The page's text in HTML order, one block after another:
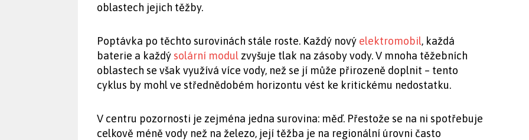
oblastech jejich těžby.
Poptávka po těchto surovinách stále roste. Každý nový elektromobil, každá
baterie a každý solární modul zvyšuje tlak na zásoby vody. V mnoha těžebních
oblastech se však využívá více vody, než se jí může přirozeně doplnit – tento
cyklus by mohl ve střednědobém horizontu vést ke kritickému nedostatku.
V centru pozornosti je zejména jedna surovina: měď. Přestože se na ni spotřebuje
celkově méně vody než na železo, její těžba je na regionální úrovni často